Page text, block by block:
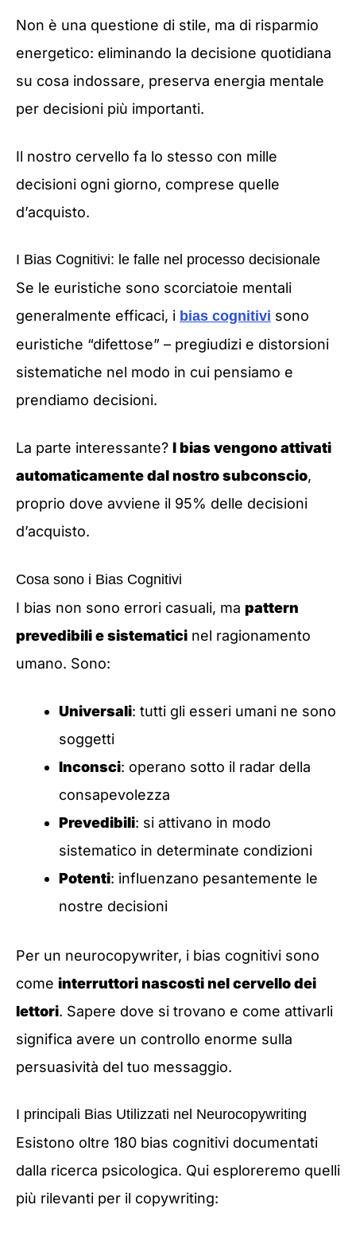
Non è una questione di stile, ma di risparmio
energetico: eliminando la decisione quotidiana
su cosa indossare, preserva energia mentale
per decisioni più importanti.
Il nostro cervello fa lo stesso con mille
decisioni ogni giorno, comprese quelle
d’acquisto.
I Bias Cognitivi: le falle nel processo decisionale
Se le euristiche sono scorciatoie mentali
generalmente efficaci, i bias cognitivi sono
euristiche “difettose” – pregiudizi e distorsioni
sistematiche nel modo in cui pensiamo e
prendiamo decisioni.
La parte interessante? I bias vengono attivati
automaticamente dal nostro subconscio,
proprio dove avviene il 95% delle decisioni
d’acquisto.
Cosa sono i Bias Cognitivi
I bias non sono errori casuali, ma pattern
prevedibili e sistematici nel ragionamento
umano. Sono:
Universali: tutti gli esseri umani ne sono
soggetti
Inconsci: operano sotto il radar della
consapevolezza
Prevedibili: si attivano in modo
sistematico in determinate condizioni
Potenti: influenzano pesantemente le
nostre decisioni
Per un neurocopywriter, i bias cognitivi sono
come interruttori nascosti nel cervello dei
lettori. Sapere dove si trovano e come attivarli
significa avere un controllo enorme sulla
persuasività del tuo messaggio.
I principali Bias Utilizzati nel Neurocopywriting
Esistono oltre 180 bias cognitivi documentati
dalla ricerca psicologica. Qui esploreremo quelli
più rilevanti per il copywriting: